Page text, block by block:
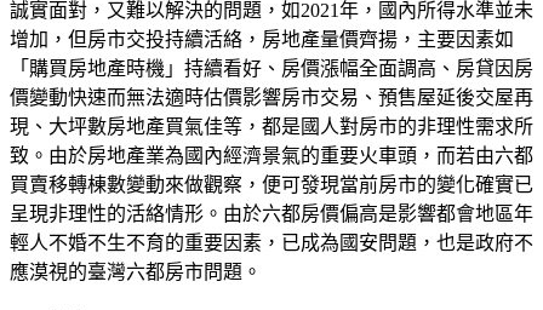
誠實面對，又難以解決的問題，如2021年，國內所得水準並未
增加，但房市交投持續活絡，房地產量價齊揚，主要因素如
「購買房地產時機」持續看好、房價漲幅全面調高、房貸因房
價變動快速而無法適時估價影響房市交易、預售屋延後交屋再
現、大坪數房地產買氣佳等，都是國人對房市的非理性需求所
致。由於房地產業為國內經濟景氣的重要火車頭，而若由六都
買賣移轉棟數變動來做觀察，便可發現當前房市的變化確實已
呈現非理性的活絡情形。由於六都房價偏高是影響都會地區年
輕人不婚不生不育的重要因素，已成為國安問題，也是政府不
應漠視的臺灣六都房市問題。